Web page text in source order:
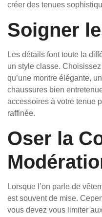
créer des tenues
Soigner
Les détails font toute la
un style classe.
qu’une montre élégante,
chaussures bien
accessoires à votre tenue
raffinée.
Oser la
Lorsque l’on parle de
est souvent de mise.
vous devez vous limiter